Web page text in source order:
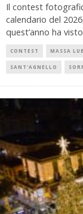
Il contest
calendario del
quest’anno ha
CONTEST MASSA
SANT'AGNELLO